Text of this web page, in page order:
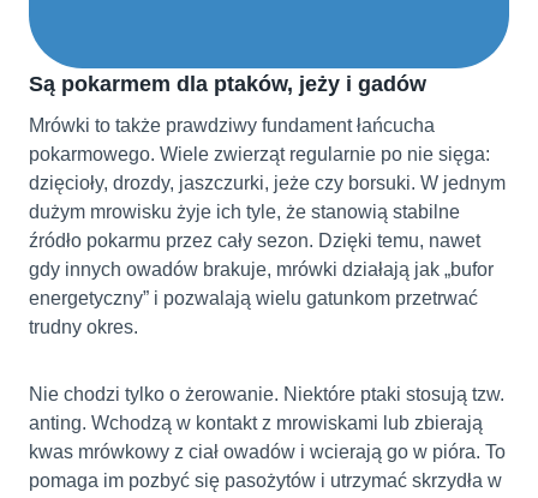
Są pokarmem dla ptaków, jeży i gadów
Mrówki to także prawdziwy fundament łańcucha
pokarmowego. Wiele zwierząt regularnie po nie sięga:
dzięcioły, drozdy, jaszczurki, jeże czy borsuki. W jednym
dużym mrowisku żyje ich tyle, że stanowią stabilne
źródło pokarmu przez cały sezon. Dzięki temu, nawet
gdy innych owadów brakuje, mrówki działają jak „bufor
energetyczny” i pozwalają wielu gatunkom przetrwać
trudny okres.
Nie chodzi tylko o żerowanie. Niektóre ptaki stosują tzw.
anting. Wchodzą w kontakt z mrowiskami lub zbierają
kwas mrówkowy z ciał owadów i wcierają go w pióra. To
pomaga im pozbyć się pasożytów i utrzymać skrzydła w